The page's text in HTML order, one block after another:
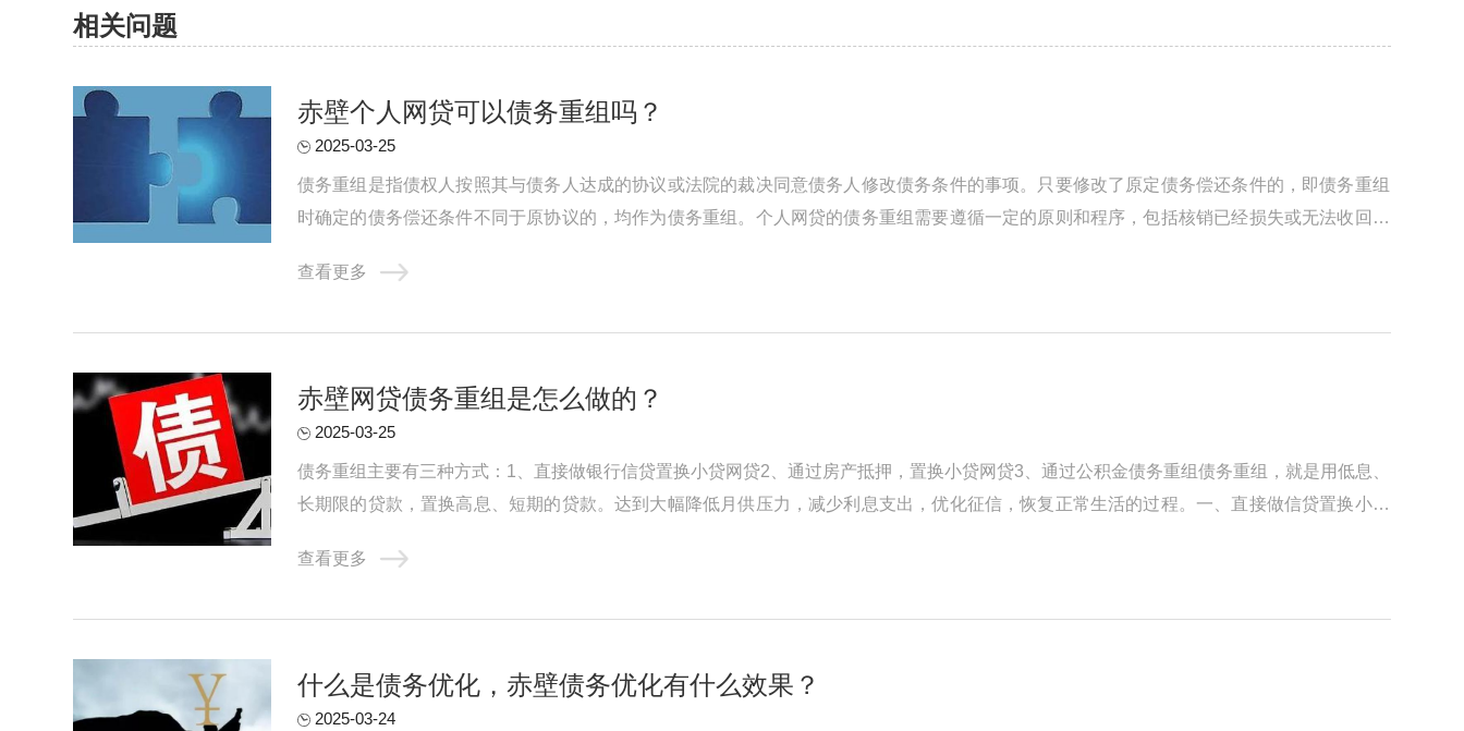
相关问题
赤壁个人网贷可以债务重组吗？
2025-03-25
债务重组是指债权人按照其与债务人达成的协议或法院的裁决同意债务人修改债务条件的事项。只要修改了原定债务偿还条件的，即债务重组
时确定的债务偿还条件不同于原协议的，均作为债务重组。个人网贷的债务重组需要遵循一定的原则和程序，包括核销已经损失或无法收回的
查看更多
赤壁网贷债务重组是怎么做的？
2025-03-25
债务重组主要有三种方式：1、直接做银行信贷置换小贷网贷2、通过房产抵押，置换小贷网贷3、通过公积金债务重组债务重组，就是用低息、
长期限的贷款，置换高息、短期的贷款。达到大幅降低月供压力，减少利息支出，优化征信，恢复正常生活的过程。一、直接做信贷置换小贷
查看更多
什么是债务优化，赤壁债务优化有什么效果？
2025-03-24